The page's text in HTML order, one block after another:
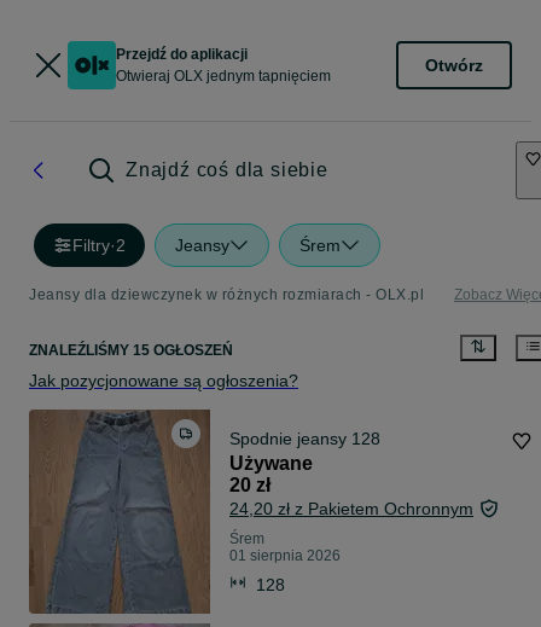
Przejdź do aplikacji
Otwieraj OLX jednym tapnięciem
Otwórz
Znajdź coś dla siebie
Filtry·2 Jeansy Śrem
Jeansy dla dziewczynek w różnych rozmiarach - OLX.pl Zobacz
ZNALEŹLIŚMY 15 OGŁOSZEŃ
Jak pozycjonowane są ogłoszenia?
Spodnie jeansy 128
Używane
20 zł
24,20 zł z Pakietem Ochronnym
Śrem
01 sierpnia 2026
128